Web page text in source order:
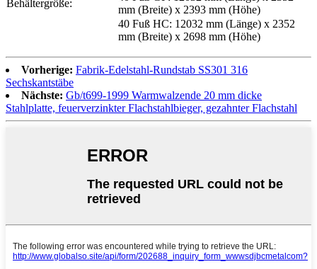
Behältergröße:
mm (Breite) x 2393 mm (Höhe)
40 Fuß HC: 12032 mm (Länge) x 2352
mm (Breite) x 2698 mm (Höhe)
Vorherige: Fabrik-Edelstahl-Rundstab SS301 316
Sechskantstäbe
Nächste: Gb/t699-1999 Warmwalzende 20 mm dicke
Stahlplatte, feuerverzinkter Flachstahlbieger, gezahnter Flachstahl